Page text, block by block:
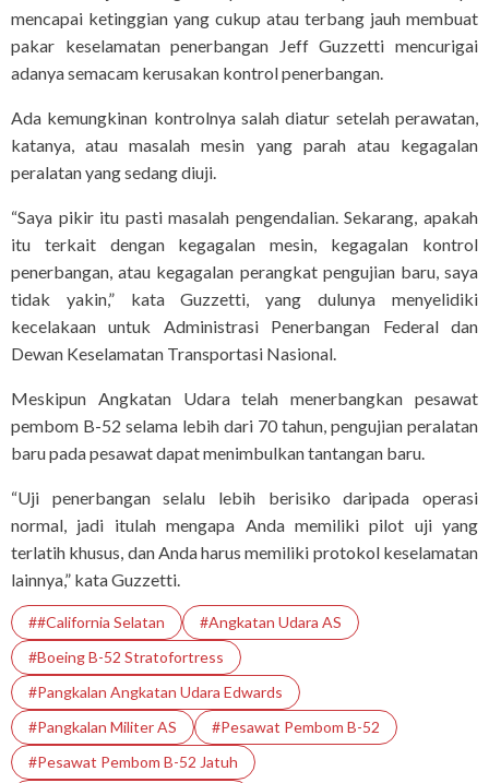
mencapai ketinggian yang cukup atau terbang jauh membuat
pakar keselamatan penerbangan Jeff Guzzetti mencurigai
adanya semacam kerusakan kontrol penerbangan.
Ada kemungkinan kontrolnya salah diatur setelah perawatan,
katanya, atau masalah mesin yang parah atau kegagalan
peralatan yang sedang diuji.
“Saya pikir itu pasti masalah pengendalian. Sekarang, apakah
itu terkait dengan kegagalan mesin, kegagalan kontrol
penerbangan, atau kegagalan perangkat pengujian baru, saya
tidak yakin,” kata Guzzetti, yang dulunya menyelidiki
kecelakaan untuk Administrasi Penerbangan Federal dan
Dewan Keselamatan Transportasi Nasional.
Meskipun Angkatan Udara telah menerbangkan pesawat
pembom B-52 selama lebih dari 70 tahun, pengujian peralatan
baru pada pesawat dapat menimbulkan tantangan baru.
“Uji penerbangan selalu lebih berisiko daripada operasi
normal, jadi itulah mengapa Anda memiliki pilot uji yang
terlatih khusus, dan Anda harus memiliki protokol keselamatan
lainnya,” kata Guzzetti.
##California Selatan
#Angkatan Udara AS
#Boeing B-52 Stratofortress
#Pangkalan Angkatan Udara Edwards
#Pangkalan Militer AS
#Pesawat Pembom B-52
#Pesawat Pembom B-52 Jatuh